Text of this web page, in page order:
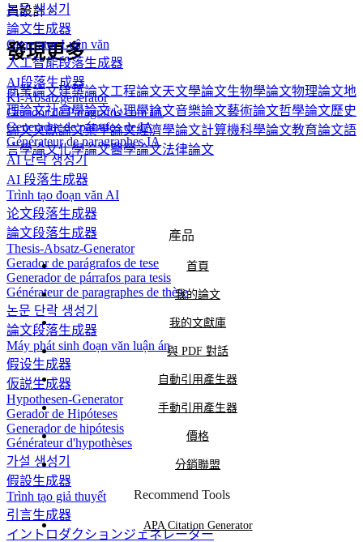
논문 생성기
論文生成器
Generator Luận văn
人工智能段落生成器
AI段落生成器
KI-Absatzgenerator
Gerador de Parágrafos com IA
Generador de párrafos de IA
Générateur de paragraphes IA
AI 단락 생성기
AI 段落生成器
Trình tạo đoạn văn AI
论文段落生成器
論文段落生成器
Thesis-Absatz-Generator
Gerador de parágrafos de tese
Generador de párrafos para tesis
Générateur de paragraphes de thèse
논문 단락 생성기
論文段落生成器
Máy phát sinh đoạn văn luận án
假设生成器
仮説生成器
Hypothesen-Generator
Gerador de Hipóteses
Generador de hipótesis
Générateur d'hypothèses
가설 생성기
假設生成器
Trình tạo giả thuyết
引言生成器
イントロダクションジェネレーター
員設計。
發現更多
商業論文建築論文工程論文天文學論文生物學論文物理論文地
理論文社會學論文心理學論文音樂論文藝術論文哲學論文歷史
論文文獻論文藥學論文經濟學論文計算機科學論文教育論文語
言學論文化學論文醫學論文法律論文
產品
首頁
我的論文
我的文獻庫
與 PDF 對話
自動引用產生器
手動引用產生器
價格
分銷聯盟
Recommend Tools
APA Citation Generator